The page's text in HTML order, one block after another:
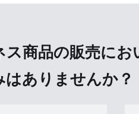
商品の販売にお
ありませんか？